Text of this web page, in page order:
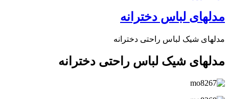
مدلهای لباس دخترانه
مدلهای شیک لباس راحتی دخترانه
مدلهای شیک لباس راحتی دخترانه